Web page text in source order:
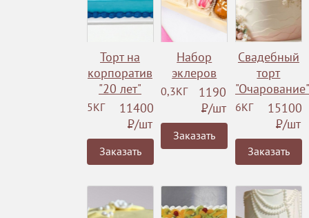
Торт на
корпоратив
"20 лет"
5КГ
11400
Р/шт
Заказать
Набор
эклеров
0,3КГ
1190
Р/шт
Заказать
Свадебный
торт
"Очарование"
6КГ
15100
Р/шт
Заказать